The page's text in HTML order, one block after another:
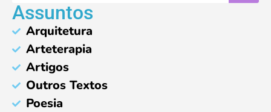
Assuntos
Arquitetura
Arteterapia
Artigos
Outros Textos
Poesia